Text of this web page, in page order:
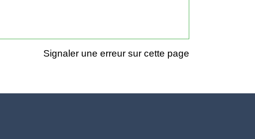
Signaler une erreur sur cette page